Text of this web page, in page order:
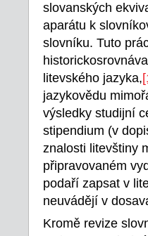
slovanských
aparátu k
slovníku. Tuto
litevského jazyka,
jazykovědu
výsledky studijní
stipendium (v
znalosti litevštiny
připravovaném
podaří zapsat v
neuvádějí v
Kromě revize